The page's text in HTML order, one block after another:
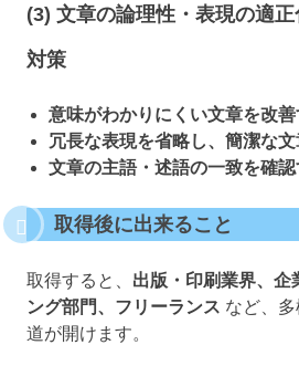
(3) 文章の論理性・表現の適正
対策
意味がわかりにくい文章を改
冗長な表現を省略し、簡潔な
文章の主語・述語の一致を確
取得後に出来ること
取得すると、 出版・印刷業界、企
ング部門、フリーランス など、
道が開けます。